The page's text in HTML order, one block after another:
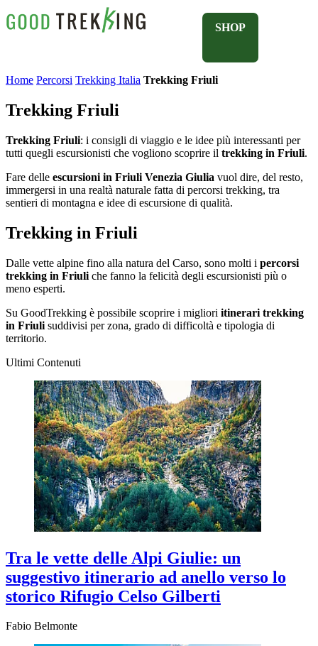
SHOP
Home Percorsi Trekking Italia Trekking Friuli
Trekking Friuli
Trekking Friuli: i consigli di viaggio e le idee più interessanti per
tutti quegli escursionisti che vogliono scoprire il trekking in Friuli.
Fare delle escursioni in Friuli Venezia Giulia vuol dire, del resto,
immergersi in una realtà naturale fatta di percorsi trekking, tra
sentieri di montagna e idee di escursione di qualità.
Trekking in Friuli
Dalle vette alpine fino alla natura del Carso, sono molti i percorsi
trekking in Friuli che fanno la felicità degli escursionisti più o
meno esperti.
Su GoodTrekking è possibile scoprire i migliori itinerari trekking
in Friuli suddivisi per zona, grado di difficoltà e tipologia di
territorio.
Ultimi Contenuti
Tra le vette delle Alpi Giulie: un
suggestivo itinerario ad anello verso lo
storico Rifugio Celso Gilberti
Fabio Belmonte